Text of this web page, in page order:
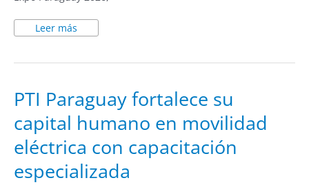
Leer más
PTI Paraguay fortalece su
capital humano en movilidad
eléctrica con capacitación
especializada
PTI
Paraguay
fortalece
su
capital
humano
en
movilidad
eléctrica
con
capacitación